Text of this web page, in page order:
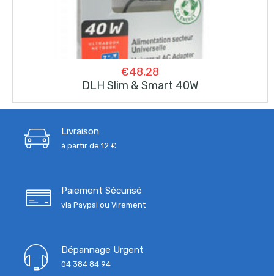
€48,28
DLH Slim & Smart 40W
Livraison
à partir de 12 €
Paiement Sécurisé
via Paypal ou Virement
Dépannage Urgent
04 384 84 94